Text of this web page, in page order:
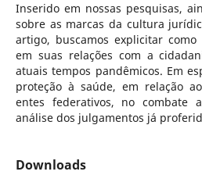
Inserido em nossas pesquisas,
sobre as marcas da cultura
artigo, buscamos explicitar
em suas relações com a
atuais tempos pandêmicos. Em
proteção à saúde, em relação
entes federativos, no combate
análise dos julgamentos já
Downloads